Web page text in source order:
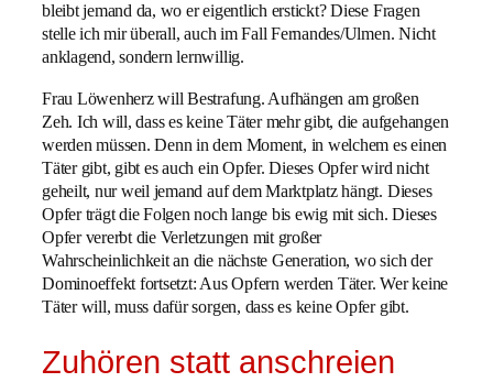
bleibt jemand da, wo er eigentlich erstickt? Diese Fragen
stelle ich mir überall, auch im Fall Fernandes/Ulmen. Nicht
anklagend, sondern lernwillig.
Frau Löwenherz will Bestrafung. Aufhängen am großen
Zeh. Ich will, dass es keine Täter mehr gibt, die aufgehangen
werden müssen. Denn in dem Moment, in welchem es einen
Täter gibt, gibt es auch ein Opfer. Dieses Opfer wird nicht
geheilt, nur weil jemand auf dem Marktplatz hängt. Dieses
Opfer trägt die Folgen noch lange bis ewig mit sich. Dieses
Opfer vererbt die Verletzungen mit großer
Wahrscheinlichkeit an die nächste Generation, wo sich der
Dominoeffekt fortsetzt: Aus Opfern werden Täter. Wer keine
Täter will, muss dafür sorgen, dass es keine Opfer gibt.
Zuhören statt anschreien